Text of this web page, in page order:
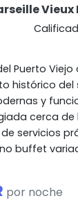
Vieux
Puerto Viejo
histórico del
y
cerca de
servicios
buffet
por noche